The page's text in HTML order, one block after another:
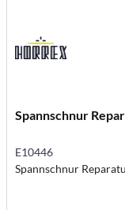
Spannschnur
E10446
Spannschnur